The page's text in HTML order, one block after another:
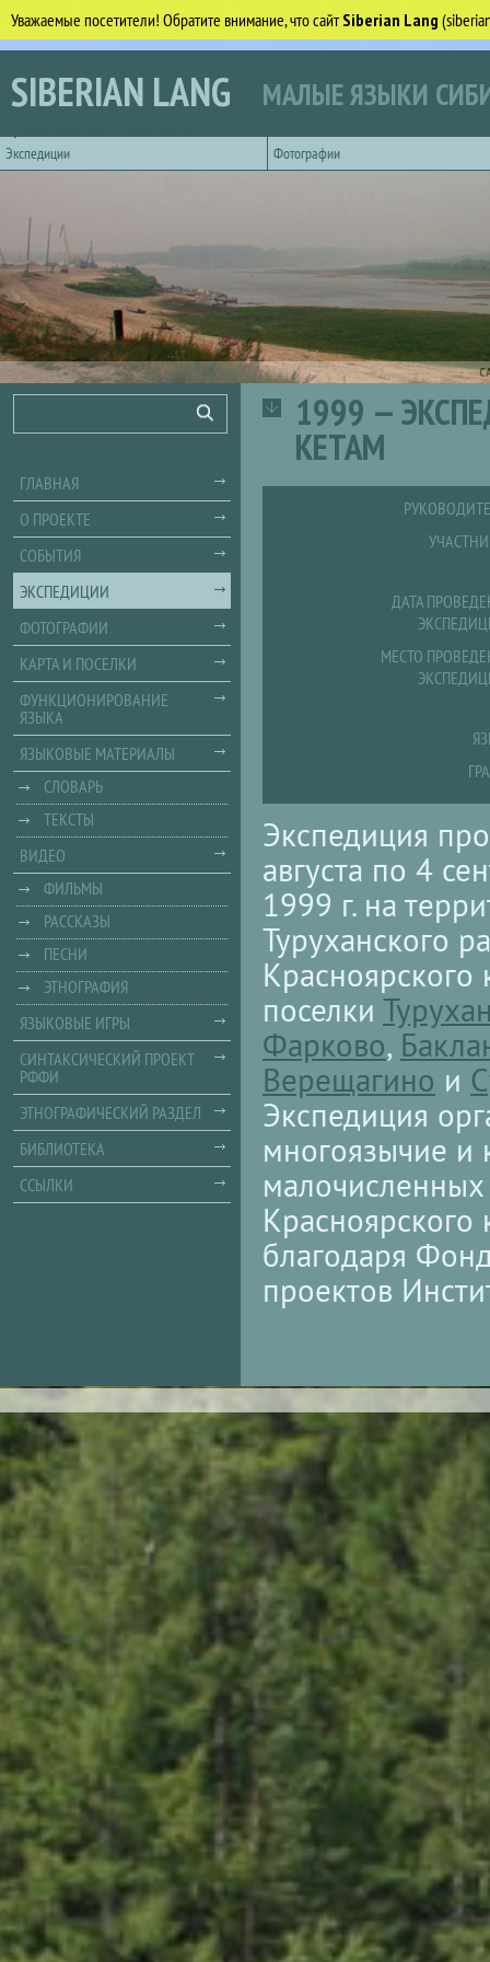
Уважаемые посетители! Обратите внимание, что сайтSiberian Lang
Перейти к основному содержанию
SIBERIAN LANG МАЛЫЕ ЯЗЫКИ
Экспедиции
Фотографии
1999 —
КЕТАМ
ДАТА
МЕСТО
Экспедиция
августа по 4
1999 г. на
Туруханского
Красноярского
поселки
Фарково,
Верещагино и
Экспедиция
многоязычие и
Красноярского
благодаря
проектов
Поиск
ГЛАВНАЯ
О ПРОЕКТЕ
СОБЫТИЯ
ЭКСПЕДИЦИИ
ФОТОГРАФИИ
КАРТА И ПОСЕЛКИ
ФУНКЦИОНИРОВАНИЕ
ЯЗЫКА
ЯЗЫКОВЫЕ МАТЕРИАЛЫ
СЛОВАРЬ
ТЕКСТЫ
ВИДЕО
ФИЛЬМЫ
РАССКАЗЫ
ПЕСНИ
ЭТНОГРАФИЯ
ЯЗЫКОВЫЕ ИГРЫ
СИНТАКСИЧЕСКИЙ ПРОЕКТ
РФФИ
ЭТНОГРАФИЧЕСКИЙ РАЗДЕЛ
БИБЛИОТЕКА
ССЫЛКИ